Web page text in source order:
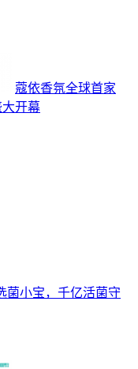
蔻依香氛全球首家
大开幕
菌小宝，千亿活菌守